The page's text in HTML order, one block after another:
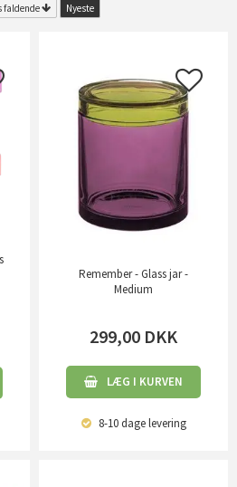
faldende Nyeste
Remember - Glass jar -
Medium
299,00 DKK
LÆG I KURVEN
8-10 dagelevering